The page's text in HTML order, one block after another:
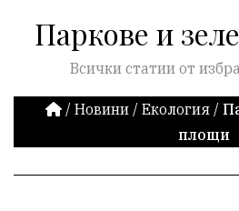
Паркове и
Всички статии от
/ Новини / Екология /
площи